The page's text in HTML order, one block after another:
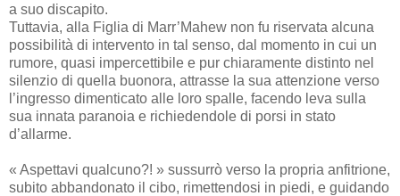
a suo discapito.
Tuttavia, alla Figlia di Marr’Mahew non fu riservata alcuna
possibilità di intervento in tal senso, dal momento in cui un
rumore, quasi impercettibile e pur chiaramente distinto nel
silenzio di quella buonora, attrasse la sua attenzione verso
l’ingresso dimenticato alle loro spalle, facendo leva sulla
sua innata paranoia e richiedendole di porsi in stato
d’allarme.
« Aspettavi qualcuno?! » sussurrò verso la propria anfitrione,
subito abbandonato il cibo, rimettendosi in piedi, e guidando